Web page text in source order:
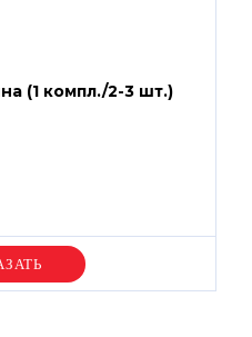
(1 компл./2-3 шт.)
цену